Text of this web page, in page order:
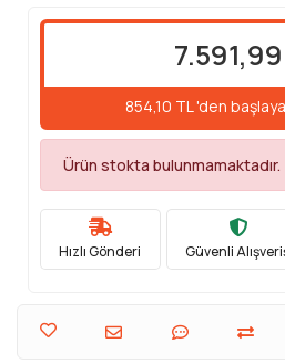
854,10 TL 'den
Ürün stokta bulunmamaktadır.
Hızlı Gönderi Güvenli